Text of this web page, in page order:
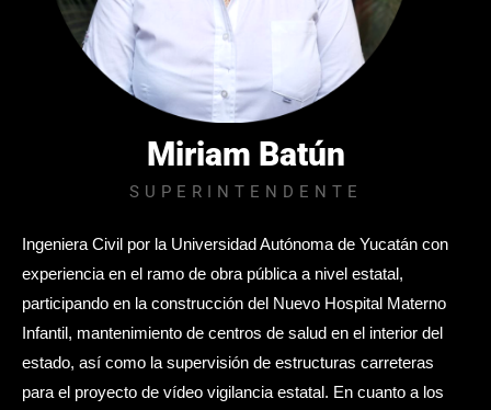
Miriam Batún
SUPERINTENDENTE
Ingeniera Civil por la Universidad Autónoma de Yucatán con
experiencia en el ramo de obra pública a nivel estatal,
participando en la construcción del Nuevo Hospital Materno
Infantil, mantenimiento de centros de salud en el interior del
estado, así como la supervisión de estructuras carreteras
para el proyecto de vídeo vigilancia estatal. En cuanto a los